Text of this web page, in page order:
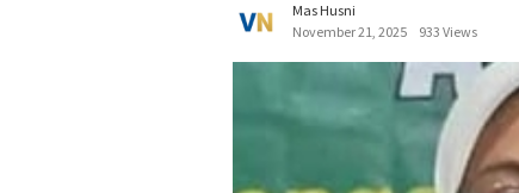
Mas Husni
November 21, 2025
933 Views